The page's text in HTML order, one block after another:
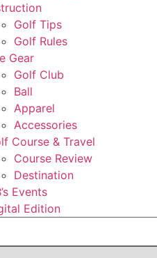
Golf Tips
Golf Rules
Gear
Golf Club
Ball
Apparel
Accessories
Course & Travel
Course Review
Destination
Events
Edition